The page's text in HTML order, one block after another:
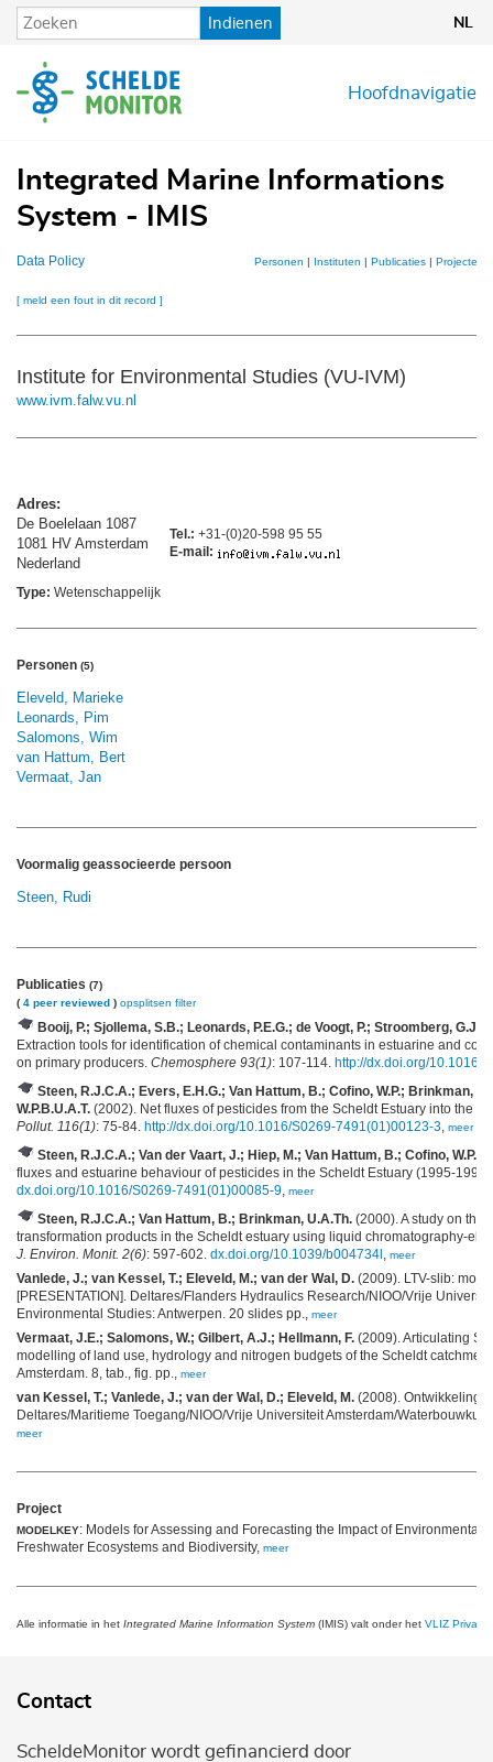
Overslaan
en
de
inhoud
Indienen NL
Hoofdnavigatie
Integrated Marine Informations
System - IMIS
Data Policy Personen | Instituten | Publicaties | Projecten
[ meld een fout in dit record ]
Institute for Environmental Studies (VU-IVM)
www.ivm.falw.vu.nl
Adres:
De Boelelaan 1087
1081 HV Amsterdam
Nederland
Tel.: +31-(0)20-598 95 55
E-mail:
Type: Wetenschappelijk
Personen (5)
Eleveld, Marieke
Leonards, Pim
Salomons, Wim
van Hattum, Bert
Vermaat, Jan
Voormalig geassocieerde persoon
Steen, Rudi
Publicaties (7)
( 4 peer reviewed ) opsplitsen filter
Booij, P.; Sjollema, S.B.; Leonards, P.E.G.; de Voogt, P.; Stroomberg, G.J.;
Extraction tools for identification of chemical contaminants in estuarine and
on primary producers. Chemosphere 93(1): 107-114. http://dx.doi.org/10.1016/
Steen, R.J.C.A.; Evers, E.H.G.; Van Hattum, B.; Cofino, W.P.; Brinkman,
W.P.B.U.A.T. (2002). Net fluxes of pesticides from the Scheldt Estuary into the
Pollut. 116(1): 75-84. http://dx.doi.org/10.1016/S0269-7491(01)00123-3, meer
Steen, R.J.C.A.; Van der Vaart, J.; Hiep, M.; Van Hattum, B.; Cofino, W.P.;
fluxes and estuarine behaviour of pesticides in the Scheldt Estuary (1995-
dx.doi.org/10.1016/S0269-7491(01)00085-9, meer
Steen, R.J.C.A.; Van Hattum, B.; Brinkman, U.A.Th. (2000). A study on the
transformation products in the Scheldt estuary using liquid chromatography-
J. Environ. Monit. 2(6): 597-602. dx.doi.org/10.1039/b004734l , meer
Vanlede, J.; van Kessel, T.; Eleveld, M.; van der Wal, D. (2009). LTV-slib:
[PRESENTATION]. Deltares/Flanders Hydraulics Research/NIOO/Vrije
Environmental Studies: Antwerpen. 20 slides pp., meer
Vermaat, J.E.; Salomons, W.; Gilbert, A.J.; Hellmann, F. (2009). Articulating
modelling of land use, hydrology and nitrogen budgets of the Scheldt
Amsterdam. 8, tab., fig. pp., meer
van Kessel, T.; Vanlede, J.; van der Wal, D.; Eleveld, M. (2008). Ontwikkeling
Deltares/Maritieme Toegang/NIOO/Vrije Universiteit Amsterdam/
meer
Project
MODELKEY: Models for Assessing and Forecasting the Impact of Environmental
Freshwater Ecosystems and Biodiversity, meer
Alle informatie in het Integrated Marine Information System (IMIS) valt onder het VLIZ Privacy
Contact
ScheldeMonitor wordt gefinancierd door